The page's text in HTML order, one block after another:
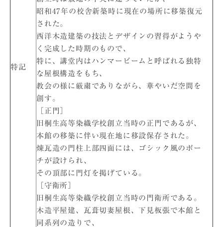
特記
昭和47年の校舎新築時に現在の場所に移築復元
された。
西洋木造建築の技法とデザインの習得がようや
く完成した時期のもので、
特に、講堂内はハンマービームと呼ばれる独特
な屋根構造をもち、
教会の様に厳粛でありながら、華やいだ空間を
創す。
［正門］
旧桐生高等染織学校創立当時の正門であるが、
本館の移築に伴い現在地に移設保存された。
煉瓦造の門柱上部四面には、ゴシック風のポー
チが設けられ、
その頂部に門灯を掲げている。
［守衛所］
旧桐生高等染織学校創立当時の門衛所である。
木造平屋建、瓦葺切妻屋根、下見板張で本館と
同系列の造りで、